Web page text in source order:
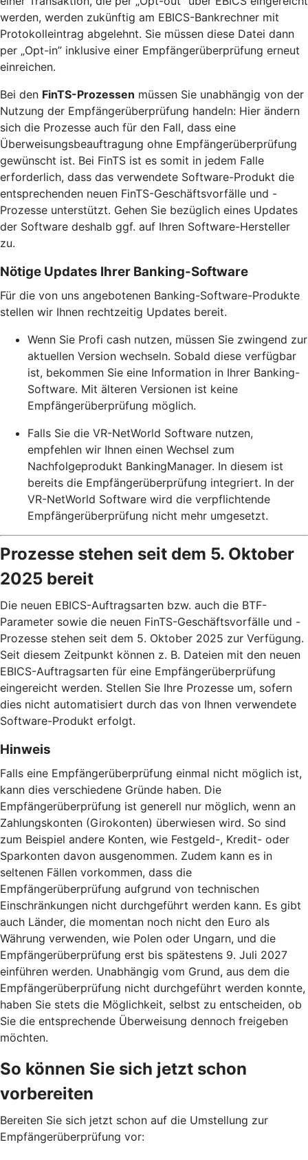
werden, werden zukünftig am EBICS-Bankrechner mit
Protokolleintrag abgelehnt. Sie müssen diese Datei dann
per „Opt-in” inklusive einer Empfängerüberprüfung erneut
einreichen.
Bei den FinTS-Prozessen müssen Sie unabhängig von der
Nutzung der Empfängerüberprüfung handeln: Hier ändern
sich die Prozesse auch für den Fall, dass eine
Überweisungsbeauftragung ohne Empfängerüberprüfung
gewünscht ist. Bei FinTS ist es somit in jedem Falle
erforderlich, dass das verwendete Software-Produkt die
entsprechenden neuen FinTS-Geschäftsvorfälle und -
Prozesse unterstützt. Gehen Sie bezüglich eines Updates
der Software deshalb ggf. auf Ihren Software-Hersteller
zu.
Nötige Updates Ihrer Banking-Software
Für die von uns angebotenen Banking-Software-Produkte
stellen wir Ihnen rechtzeitig Updates bereit.
Wenn Sie Profi cash nutzen, müssen Sie zwingend zur
aktuellen Version wechseln. Sobald diese verfügbar
ist, bekommen Sie eine Information in Ihrer Banking-
Software. Mit älteren Versionen ist keine
Empfängerüberprüfung möglich.
Falls Sie die VR-NetWorld Software nutzen,
empfehlen wir Ihnen einen Wechsel zum
Nachfolgeprodukt BankingManager. In diesem ist
bereits die Empfängerüberprüfung integriert. In der
VR-NetWorld Software wird die verpflichtende
Empfängerüberprüfung nicht mehr umgesetzt.
Prozesse stehen seit dem 5. Oktober
2025 bereit
Die neuen EBICS-Auftragsarten bzw. auch die BTF-
Parameter sowie die neuen FinTS-Geschäftsvorfälle und -
Prozesse stehen seit dem 5. Oktober 2025 zur Verfügung.
Seit diesem Zeitpunkt können z. B. Dateien mit den neuen
EBICS-Auftragsarten für eine Empfängerüberprüfung
eingereicht werden. Stellen Sie Ihre Prozesse um, sofern
dies nicht automatisiert durch das von Ihnen verwendete
Software-Produkt erfolgt.
Hinweis
Falls eine Empfängerüberprüfung einmal nicht möglich ist,
kann dies verschiedene Gründe haben. Die
Empfängerüberprüfung ist generell nur möglich, wenn an
Zahlungskonten (Girokonten) überwiesen wird. So sind
zum Beispiel andere Konten, wie Festgeld-, Kredit- oder
Sparkonten davon ausgenommen. Zudem kann es in
seltenen Fällen vorkommen, dass die
Empfängerüberprüfung aufgrund von technischen
Einschränkungen nicht durchgeführt werden kann. Es gibt
auch Länder, die momentan noch nicht den Euro als
Währung verwenden, wie Polen oder Ungarn, und die
Empfängerüberprüfung erst bis spätestens 9. Juli 2027
einführen werden. Unabhängig vom Grund, aus dem die
Empfängerüberprüfung nicht durchgeführt werden konnte,
haben Sie stets die Möglichkeit, selbst zu entscheiden, ob
Sie die entsprechende Überweisung dennoch freigeben
möchten.
So können Sie sich jetzt schon
vorbereiten
Bereiten Sie sich jetzt schon auf die Umstellung zur
Empfängerüberprüfung vor: